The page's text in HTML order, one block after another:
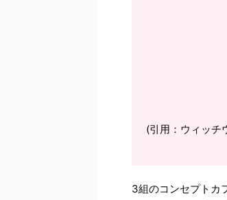
(引用：ウィッチ
3組のコンセプトカ